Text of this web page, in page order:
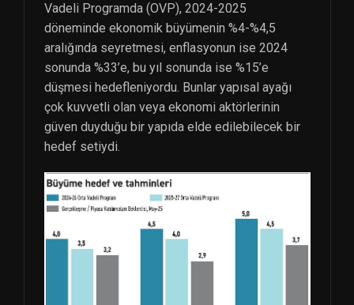
Vadeli Programda (OVP), 2024-2025
döneminde ekonomik büyümenin %4-%4,5
aralığında seyretmesi, enflasyonun ise 2024
sonunda %33’e, bu yıl sonunda ise %15’e
düşmesi hedefleniyordu. Bunlar yapısal ayağı
çok kuvvetli olan veya ekonomi aktörlerinin
güven duyduğu bir yapıda elde edilebilecek bir
hedef setiydi.